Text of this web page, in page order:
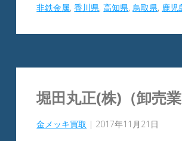
非鉄金属,香川県,高知県, 鳥取県, 鹿児
堀田丸正(株)（卸売業
金メッキ買取 | 2017年11月21日